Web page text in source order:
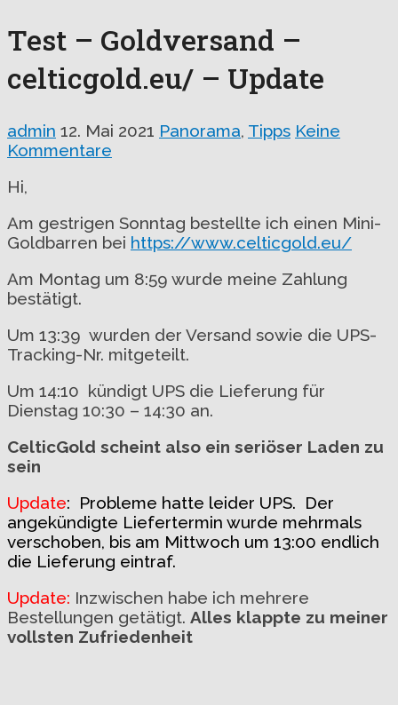
Test – Goldversand –
celticgold.eu/ – Update
admin 12. Mai 2021 Panorama, Tipps Keine
Kommentare
Hi,
Am gestrigen Sonntag bestellte ich einen Mini-
Goldbarren bei https://www.celticgold.eu/
Am Montag um 8:59 wurde meine Zahlung
bestätigt.
Um 13:39 wurden der Versand sowie die UPS-
Tracking-Nr. mitgeteilt.
Um 14:10 kündigt UPS die Lieferung für
Dienstag 10:30 – 14:30 an.
CelticGold scheint also ein seriöser Laden zu
sein
Update: Probleme hatte leider UPS. Der
angekündigte Liefertermin wurde mehrmals
verschoben, bis am Mittwoch um 13:00 endlich
die Lieferung eintraf.
Update: Inzwischen habe ich mehrere
Bestellungen getätigt. Alles klappte zu meiner
vollsten Zufriedenheit